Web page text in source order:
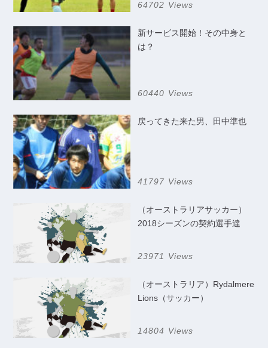
64702 Views
新サービス開始！その中身と
は？
60440 Views
戻ってきた来た男、田中準也
41797 Views
（オーストラリアサッカー）
2018シーズンの契約選手達
23971 Views
（オーストラリア）Rydalmere
Lions（サッカー）
14804 Views